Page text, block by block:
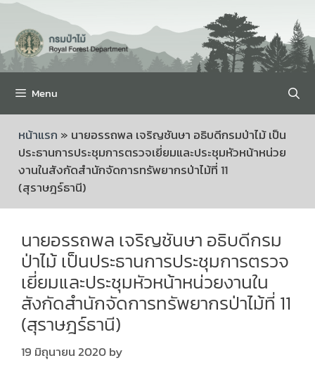
Menu
หน้าแรก » นายอรรถพล เจริญชันษา อธิบดีกรมป่าไม้ เป็น
ประธานการประชุมการตรวจเยี่ยมและประชุมหัวหน้าหน่วย
งานในสังกัดสำนักจัดการทรัพยากรป่าไม้ที่ 11
(สุราษฎร์ธานี)
นายอรรถพล เจริญชันษา อธิบดีกรม
ป่าไม้ เป็นประธานการประชุมการตรวจ
เยี่ยมและประชุมหัวหน้าหน่วยงานใน
สังกัดสำนักจัดการทรัพยากรป่าไม้ที่ 11
(สุราษฎร์ธานี)
19 มิถุนายน 2020by